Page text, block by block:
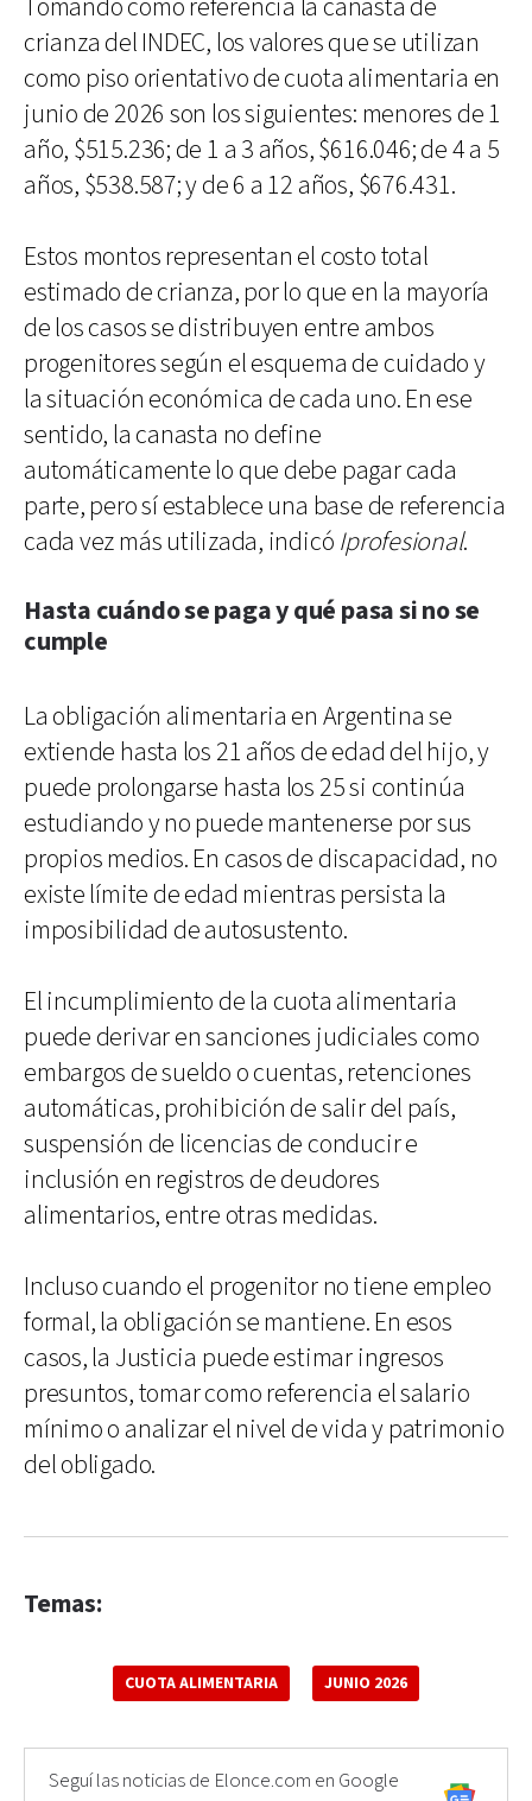
Tomando como referencia la canasta de
crianza del INDEC, los valores que se utilizan
como piso orientativo de cuota alimentaria en
junio de 2026 son los siguientes: menores de 1
año, $515.236; de 1 a 3 años, $616.046; de 4 a 5
años, $538.587; y de 6 a 12 años, $676.431.
Estos montos representan el costo total
estimado de crianza, por lo que en la mayoría
de los casos se distribuyen entre ambos
progenitores según el esquema de cuidado y
la situación económica de cada uno. En ese
sentido, la canasta no define
automáticamente lo que debe pagar cada
parte, pero sí establece una base de referencia
cada vez más utilizada, indicó Iprofesional.
Hasta cuándo se paga y qué pasa si no se
cumple
La obligación alimentaria en Argentina se
extiende hasta los 21 años de edad del hijo, y
puede prolongarse hasta los 25 si continúa
estudiando y no puede mantenerse por sus
propios medios. En casos de discapacidad, no
existe límite de edad mientras persista la
imposibilidad de autosustento.
El incumplimiento de la cuota alimentaria
puede derivar en sanciones judiciales como
embargos de sueldo o cuentas, retenciones
automáticas, prohibición de salir del país,
suspensión de licencias de conducir e
inclusión en registros de deudores
alimentarios, entre otras medidas.
Incluso cuando el progenitor no tiene empleo
formal, la obligación se mantiene. En esos
casos, la Justicia puede estimar ingresos
presuntos, tomar como referencia el salario
mínimo o analizar el nivel de vida y patrimonio
del obligado.
Temas:
CUOTA ALIMENTARIA JUNIO 2026
Seguí las noticias de Elonce.com en Google